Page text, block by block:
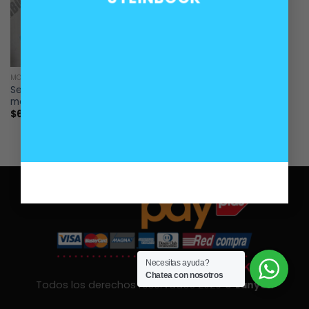
MOTOR
Sensor de nivel de aceite
motor BMW H
$60.000
Todos los derechos reservados 2026 ©Lanyon
Necesitas ayuda?
Chatea con nosotros